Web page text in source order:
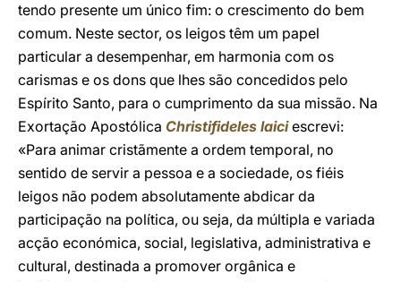
tendo presente um único fim: o crescimento do bem
comum. Neste sector, os leigos têm um papel
particular a desempenhar, em harmonia com os
carismas e os dons que lhes são concedidos pelo
Espírito Santo, para o cumprimento da sua missão. Na
Exortação Apostólica Christifideles laiciescrevi:
«Para animar cristãmente a ordem temporal, no
sentido de servir a pessoa e a sociedade, os fiéis
leigos não podem absolutamente abdicar da
participação na política, ou seja, da múltipla e variada
acção económica, social, legislativa, administrativa e
cultural, destinada a promover orgânica e